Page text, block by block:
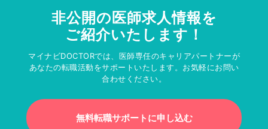
非公開の医師求人情報を
ご紹介いたします！
マイナビDOCTORでは、医師専任のキャリアパートナーが
あなたの転職活動をサポートいたします。お気軽にお問い
合わせください。
無料転職サポートに申し込む